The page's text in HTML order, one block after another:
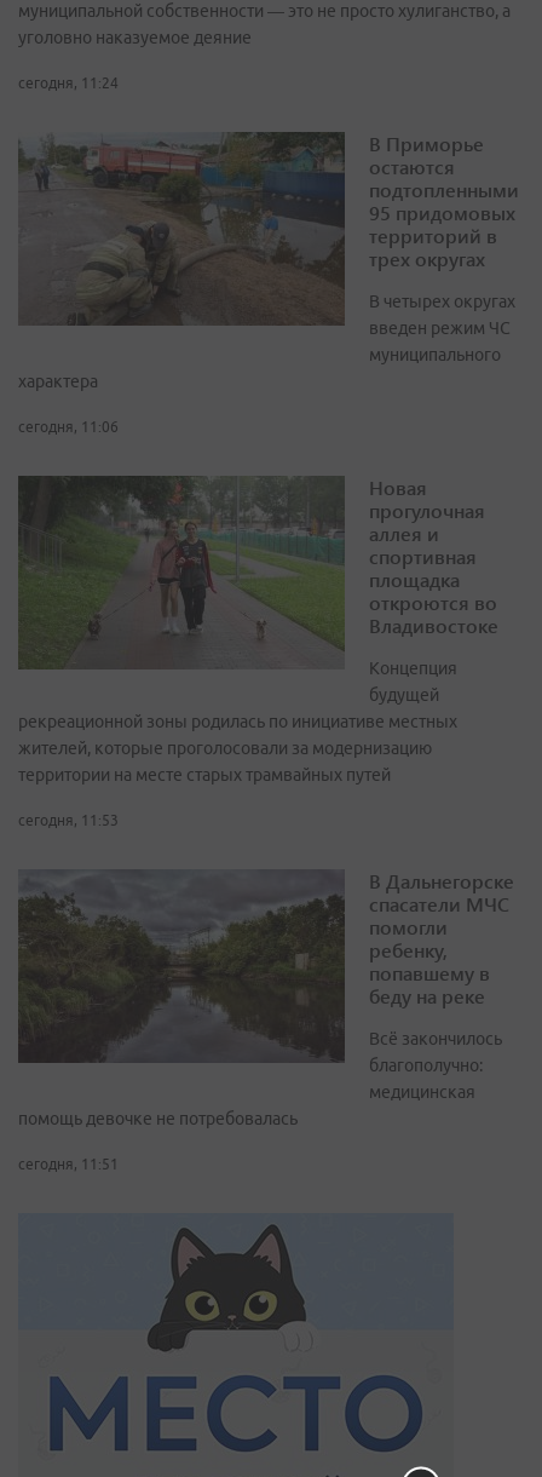
муниципальной собственности — это не просто хулиганство, а
уголовно наказуемое деяние
сегодня, 11:24
В Приморье
остаются
подтопленными
95 придомовых
территорий в
трех округах
В четырех округах
введен режим ЧС
муниципального
характера
сегодня, 11:06
Новая
прогулочная
аллея и
спортивная
площадка
откроются во
Владивостоке
Концепция
будущей
рекреационной зоны родилась по инициативе местных
жителей, которые проголосовали за модернизацию
территории на месте старых трамвайных путей
сегодня, 11:53
В Дальнегорске
спасатели МЧС
помогли
ребенку,
попавшему в
беду на реке
Всё закончилось
благополучно:
медицинская
помощь девочке не потребовалась
сегодня, 11:51